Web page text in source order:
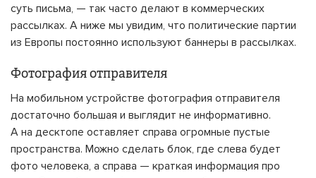
суть письма, — так часто делают в коммерческих
рассылках. А ниже мы увидим, что политические партии
из Европы постоянно используют баннеры в рассылках.
Фотография отправителя
На мобильном устройстве фотография отправителя
достаточно большая и выглядит не информативно.
А на десктопе оставляет справа огромные пустые
пространства. Можно сделать блок, где слева будет
фото человека, а справа — краткая информация про